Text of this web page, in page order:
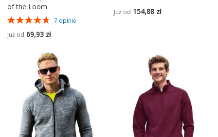
of the Loom
Ocena:
7 opinie
Już od 69,93 zł
Już od 154,88 zł